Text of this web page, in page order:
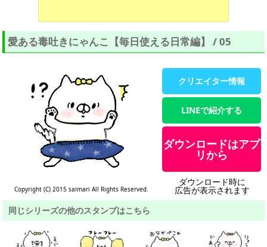
愛ある毒吐きにゃんこ【毎日使える日常編】 / 05
Copyright (C) 2015 saimari All Rights Reserved.
クリエイター情報
LINEで紹介する
ダウンロードはアプ
リから
ダウンロード時に
広告が表示されます
同じシリーズの他のスタンプはこちら